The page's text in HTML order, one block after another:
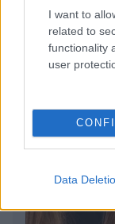
I want to
related to
functionality
user
Data